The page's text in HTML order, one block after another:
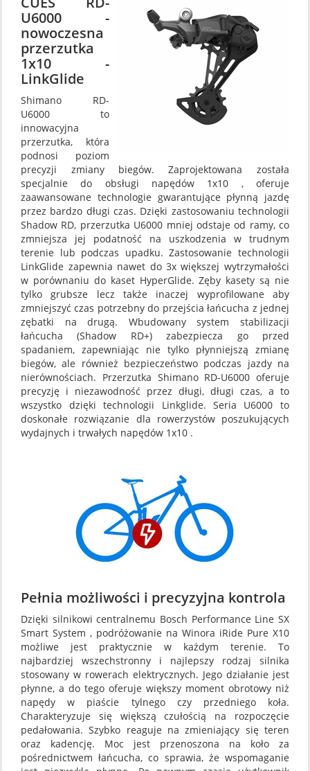
U6000 -
nowoczesna
przerzutka
1x10 -
LinkGlide
Shimano RD-
U6000 to
innowacyjna
przerzutka, która
podnosi poziom
precyzji zmiany biegów. Zaprojektowana została
specjalnie do obsługi napędów 1x10 , oferuje
zaawansowane technologie gwarantujące płynną jazdę
przez bardzo długi czas. Dzięki zastosowaniu technologii
Shadow RD, przerzutka U6000 mniej odstaje od ramy, co
zmniejsza jej podatność na uszkodzenia w trudnym
terenie lub podczas upadku. Zastosowanie technologii
LinkGlide zapewnia nawet do 3x większej wytrzymałości
w porównaniu do kaset HyperGlide. Zęby kasety są nie
tylko grubsze lecz także inaczej wyprofilowane aby
zmniejszyć czas potrzebny do przejścia łańcucha z jednej
zębatki na drugą. Wbudowany system stabilizacji
łańcucha (Shadow RD+) zabezpiecza go przed
spadaniem, zapewniając nie tylko płynniejszą zmianę
biegów, ale również bezpieczeństwo podczas jazdy na
nierównościach. Przerzutka Shimano RD-U6000 oferuje
precyzję i niezawodność przez długi, długi czas, a to
wszystko dzięki technologii Linkglide. Seria U6000 to
doskonałe rozwiązanie dla rowerzystów poszukujących
wydajnych i trwałych napędów 1x10 .
Pełnia możliwości i precyzyjna kontrola
Dzięki silnikowi centralnemu Bosch Performance Line SX
Smart System , podróżowanie na Winora iRide Pure X10
możliwe jest praktycznie w każdym terenie. To
najbardziej wszechstronny i najlepszy rodzaj silnika
stosowany w rowerach elektrycznych. Jego działanie jest
płynne, a do tego oferuje większy moment obrotowy niż
napędy w piaście tylnego czy przedniego koła.
Charakteryzuje się większą czułością na rozpoczęcie
pedałowania. Szybko reaguje na zmieniający się teren
oraz kadencję. Moc jest przenoszona na koło za
pośrednictwem łańcucha, co sprawia, że wspomaganie